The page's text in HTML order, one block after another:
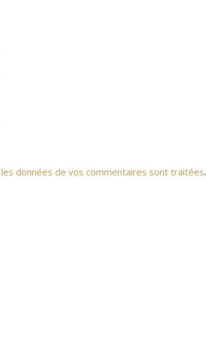
données de vos commentaires sont traitées.